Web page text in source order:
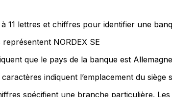
11 lettres et chiffres pour identifier une
NORDEX SE
que le pays de la banque est
indiquent l’emplacement du siège
spécifient une branche particulière.